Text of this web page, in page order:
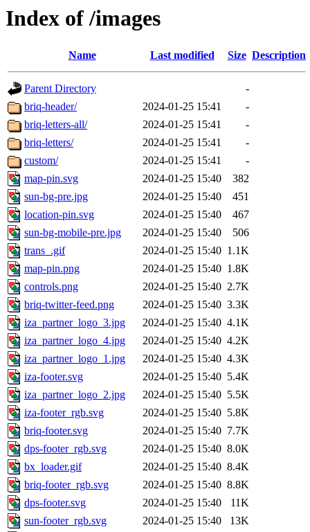
Index of /images
Name Last modified Size Description
Parent Directory
-
briq-header/
2024-01-25 15:41
-
briq-letters-all/
2024-01-25 15:41
-
briq-letters/
2024-01-25 15:41
-
custom/
2024-01-25 15:41
-
map-pin.svg
2024-01-25 15:40
382
sun-bg-pre.jpg
2024-01-25 15:40
451
location-pin.svg
2024-01-25 15:40
467
sun-bg-mobile-pre.jpg
2024-01-25 15:40
506
trans_.gif
2024-01-25 15:40 1.1K
map-pin.png
2024-01-25 15:40 1.8K
controls.png
2024-01-25 15:40 2.7K
briq-twitter-feed.png
2024-01-25 15:40 3.3K
iza_partner_logo_3.jpg
2024-01-25 15:40 4.1K
iza_partner_logo_4.jpg
2024-01-25 15:40 4.2K
iza_partner_logo_1.jpg
2024-01-25 15:40 4.3K
iza-footer.svg
2024-01-25 15:40 5.4K
iza_partner_logo_2.jpg
2024-01-25 15:40 5.5K
iza-footer_rgb.svg
2024-01-25 15:40 5.8K
briq-footer.svg
2024-01-25 15:40 7.7K
dps-footer_rgb.svg
2024-01-25 15:40 8.0K
bx_loader.gif
2024-01-25 15:40 8.4K
briq-footer_rgb.svg
2024-01-25 15:40 8.8K
dps-footer.svg
2024-01-25 15:40
11K
sun-footer_rgb.svg
2024-01-25 15:40
13K